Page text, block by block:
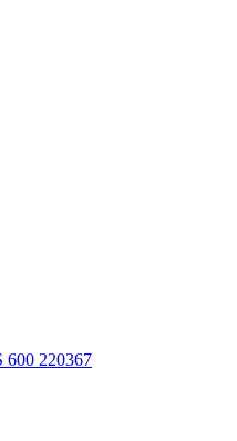
600 220367